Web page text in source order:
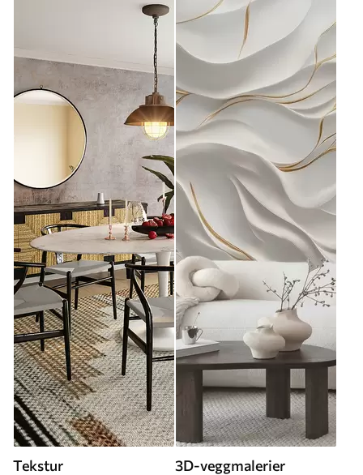
Tekstur 3D-veggmalerier